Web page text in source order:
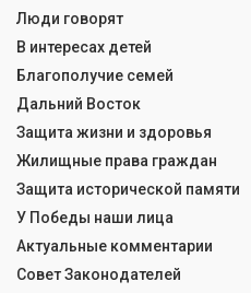
Люди говорят
В интересах детей
Благополучие семей
Дальний Восток
Защита жизни и здоровья
Жилищные права граждан
Защита исторической памяти
У Победы наши лица
Актуальные комментарии
Совет Законодателей